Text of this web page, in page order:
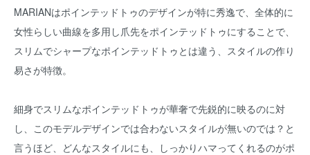
MARIANはポインテッドトゥのデザインが特に秀逸で、全体的に
女性らしい曲線を多用し爪先をポインテッドトゥにすることで、
スリムでシャープなポインテッドトゥとは違う、スタイルの作り
易さが特徴。
細身でスリムなポインテッドトゥが華奢で先鋭的に映るのに対
し、このモデルデザインでは合わないスタイルが無いのでは？と
言うほど、どんなスタイルにも、しっかりハマってくれるのがポ